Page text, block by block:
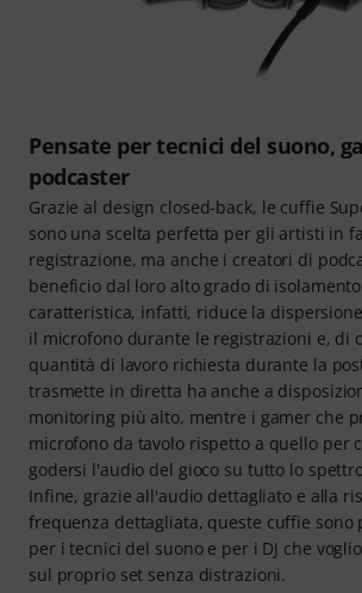
Pensate per tecnici del suono,
podcaster
Grazie al design closed-back, le cuffie
sono una scelta perfetta per gli artisti in
registrazione, ma anche i creatori di
beneficio dal loro alto grado di
caratteristica, infatti, riduce la
il microfono durante le registrazioni e, di
quantità di lavoro richiesta durante la
trasmette in diretta ha anche a
monitoring più alto, mentre i gamer che
microfono da tavolo rispetto a quello per
godersi l'audio del gioco su tutto lo
Infine, grazie all'audio dettagliato e alla
frequenza dettagliata, queste cuffie sono
per i tecnici del suono e per i DJ che
sul proprio set senza distrazioni.